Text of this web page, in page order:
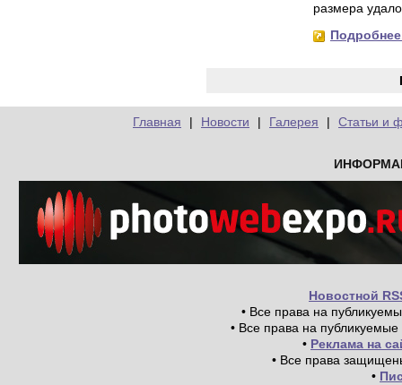
размера
Главная | Новости | Галерея | Статьи и
Новостной
• Все права на
• Все права на
• Реклама на
• Все права
•